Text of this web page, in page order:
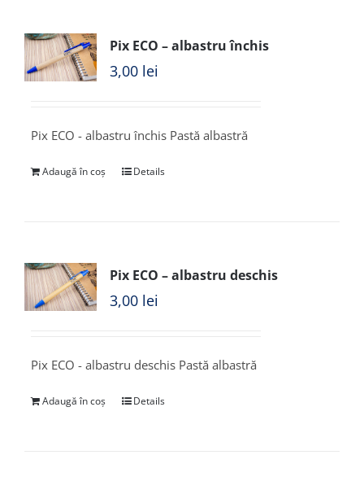
Pix ECO – albastru închis
3,00 lei
Pix ECO - albastru închis Pastă albastră
Adaugă în coș Details
Pix ECO – albastru deschis
3,00 lei
Pix ECO - albastru deschis Pastă albastră
Adaugă în coș Details